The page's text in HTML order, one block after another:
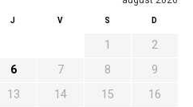
J V S D
1
2
6 7 8
9
13 14 15
16